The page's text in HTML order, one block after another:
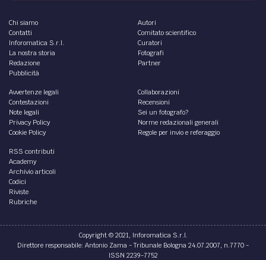
Chi siamo
Contatti
Inforomatica S.r.l.
La nostra storia
Redazione
Pubblicità
Autori
Comitato scientifico
Curatori
Fotografi
Partner
Avvertenze legali
Contestazioni
Note legali
Privacy Policy
Cookie Policy
Collaborazioni
Recensioni
Sei un fotografo?
Norme redazionali generali
Regole per invio e referaggio
RSS contributi
Academy
Archivio articoli
Codici
Riviste
Rubriche
Copyright © 2021, Inforomatica S.r.l.
Direttore responsabile: Antonio Zama - Tribunale Bologna 24.07.2007, n.7770 -
ISSN 2239-7752